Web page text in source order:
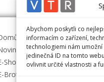
Abychom poskytli co
informacím o zařízení,
technologiemi nám
jedinečná ID na tomto
ovlivnit určité vlastnosti a
Shopy
Brother
O